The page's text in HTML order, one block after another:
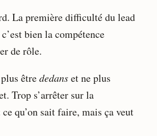
La première difficulté du lead
bien la compétence
de rôle.
êtrededanset ne plus
Trop s’arrêter sur la
qu’on sait faire, mais ça veut